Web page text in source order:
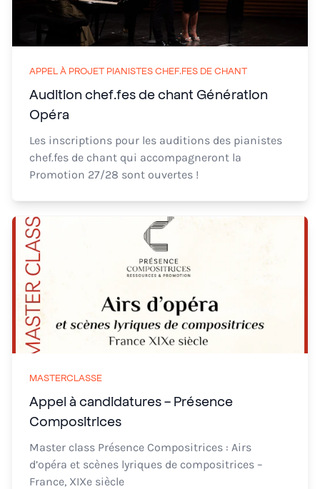
APPEL À PROJET PIANISTES CHEF.FES DE CHANT
Audition chef.fes de chant Génération
Opéra
Les inscriptions pour les auditions des pianistes
chef.fes de chant qui accompagneront la
Promotion 27/28 sont ouvertes !
MASTERCLASSE
Appel à candidatures - Présence
Compositrices
Master class Présence Compositrices : Airs
d’opéra et scènes lyriques de compositrices –
France, XIXe siècle